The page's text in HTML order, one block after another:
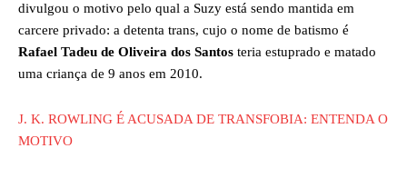
divulgou o motivo pelo qual a Suzy está sendo mantida em
carcere privado: a detenta trans, cujo o nome de batismo é
Rafael Tadeu de Oliveira dos Santos teria estuprado e matado
uma criança de 9 anos em 2010.
J. K. ROWLING É ACUSADA DE TRANSFOBIA: ENTENDA O
MOTIVO